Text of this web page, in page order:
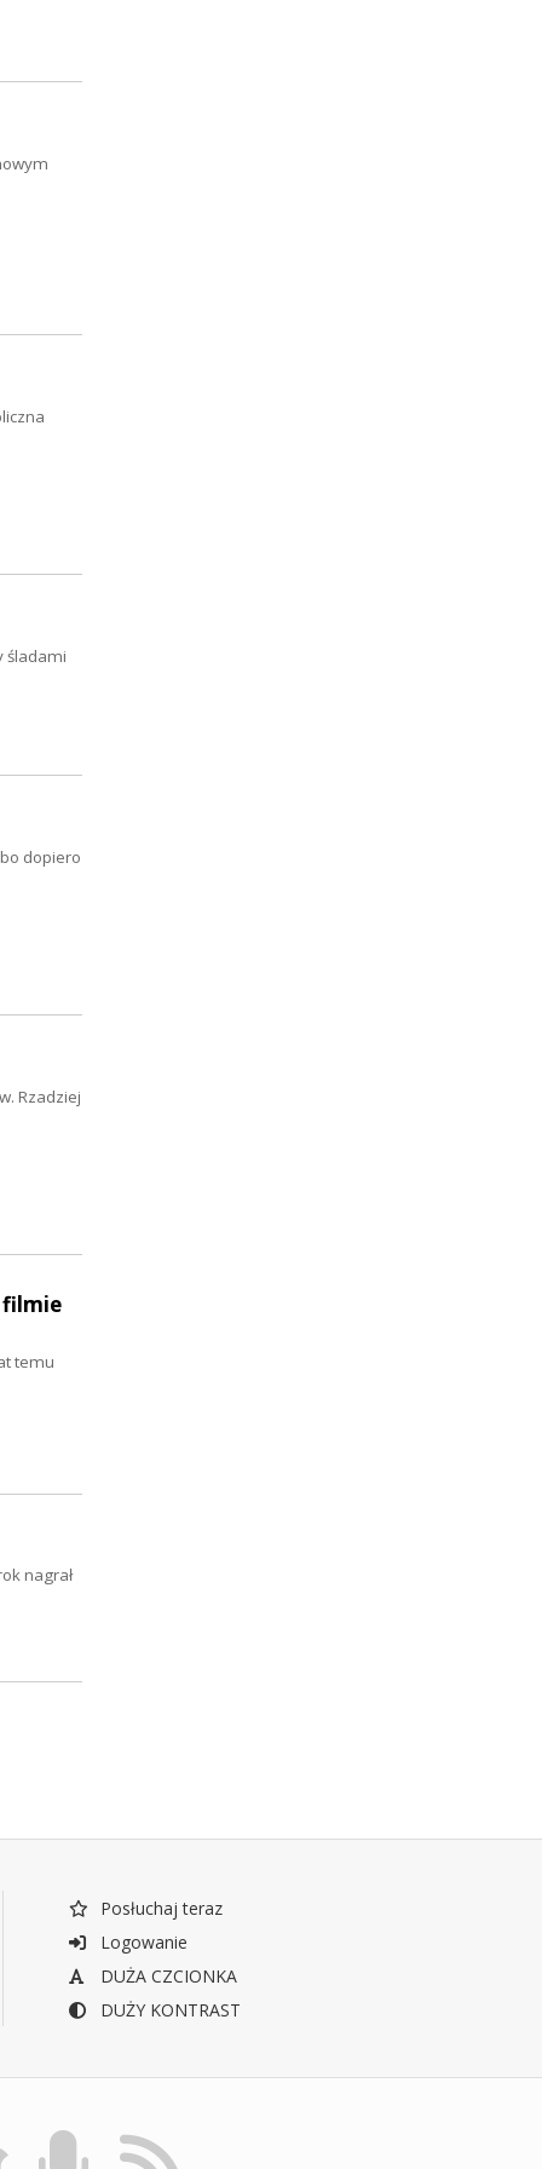
śladami
dopiero
Rzadziej
filmie
temu
nagrał
Posłuchaj teraz
Logowanie
DUŻA CZCIONKA
DUŻY KONTRAST